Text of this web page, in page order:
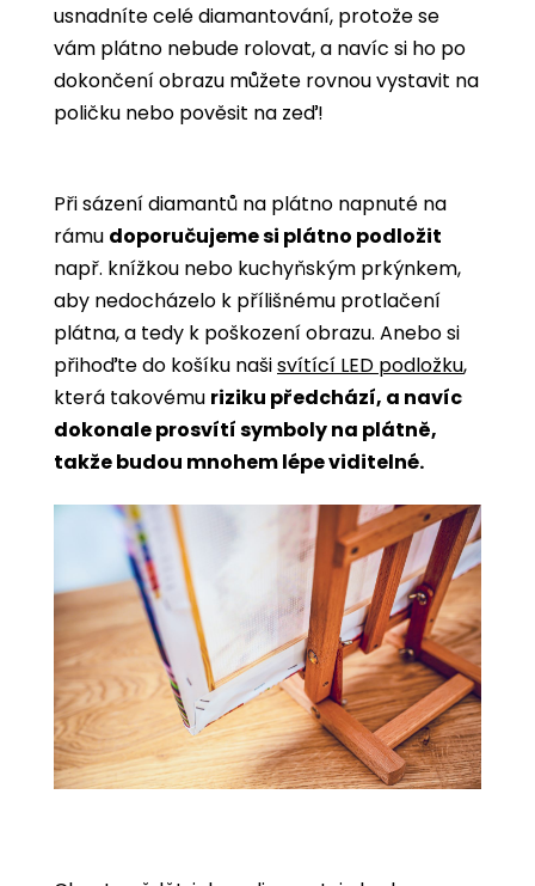
usnadníte celé diamantování, protože se
vám plátno nebude rolovat, a navíc si ho po
dokončení obrazu můžete rovnou vystavit na
poličku nebo pověsit na zeď!
Při sázení diamantů na plátno napnuté na
rámu doporučujeme si plátno podložit
např. knížkou nebo kuchyňským prkýnkem,
aby nedocházelo k přílišnému protlačení
plátna, a tedy k poškození obrazu. Anebo si
přihoďte do košíku našisvítící LED podložku,
která takovému riziku předchází, a navíc
dokonale prosvítí symboly na plátně,
takže budou mnohem lépe viditelné.